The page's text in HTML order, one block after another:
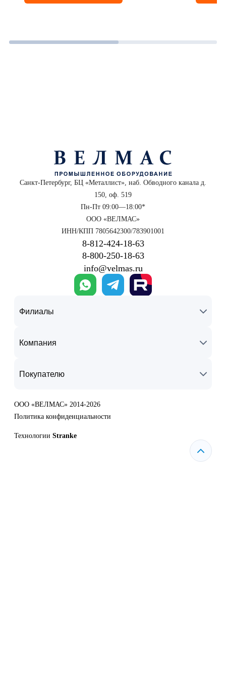
Санкт-Петербург, БЦ «Металлист», наб. Обводного канала д.
150, оф. 519
Пн-Пт 09:00—18:00*
ООО «ВЕЛМАС»
ИНН/КПП 7805642300/783901001
8‑812‑424‑18‑63
8‑800‑250‑18‑63
info@velmas.ru
Филиалы
Компания
Покупателю
ООО «ВЕЛМАС» 2014-2026
Политика конфиденциальности
Технологии Stranke